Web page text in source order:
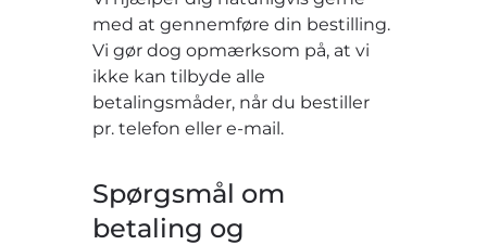
med at gennemføre din bestilling.
Vi gør dog opmærksom på, at vi
ikke kan tilbyde alle
betalingsmåder, når du bestiller
pr. telefon eller e-mail.
Spørgsmål om
betaling og